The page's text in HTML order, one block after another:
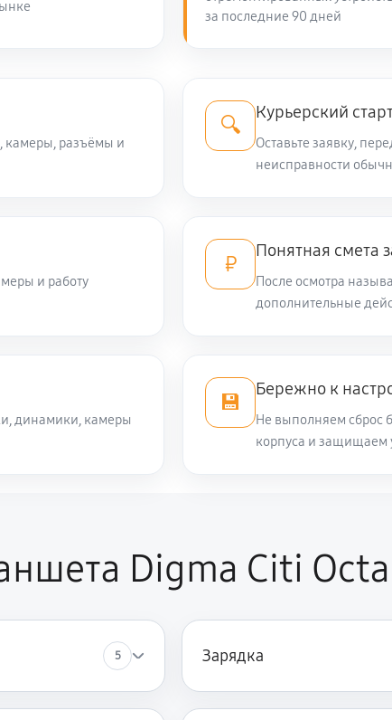
за последние 90 дней
камеры, разъёмы и
🔍
Курьерский
Оставьте заявку,
неисправности
и работу
₽
Понятная смета
После осмотра
дополнительные
динамики, камеры
💾
Бережно к
Не выполняем сброс
корпуса и защищаем
Digma Citi Octa
5 Зарядка